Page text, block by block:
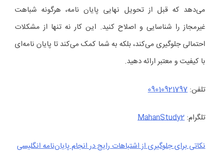
می‌دهد که قبل از تحویل نهایی پایان نامه، هرگونه شباهت
غیرمجاز را شناسایی و اصلاح کنید. این کار نه تنها از مشکلات
احتمالی جلوگیری می‌کند، بلکه به شما کمک می‌کند تا پایان نامه‌ای
با کیفیت و معتبر ارائه دهید.
تلفن: 09010921797
تلگرام: MahanStudy2
نکاتی برای جلوگیری از اشتباهات رایج در انجام پایان‌نامه‌ انگلیسی